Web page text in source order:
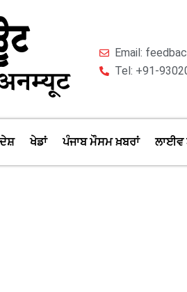
Email:
Tel: +91-
ਖੇਡਾਂ ਪੰਜਾਬ ਮੌਸਮ ਖ਼ਬਰਾਂ ਲਾਈਵ